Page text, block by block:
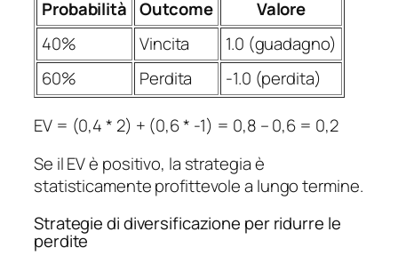
Probabilità Outcome
Valore
40%
Vincita
1.0 (guadagno)
60%
Perdita -1.0 (perdita)
EV = (0,4 * 2) + (0,6 * -1) = 0,8 – 0,6 = 0,2
Se il EV è positivo, la strategia è
statisticamente profittevole a lungo termine.
Strategie di diversificazione per ridurre le
perdite